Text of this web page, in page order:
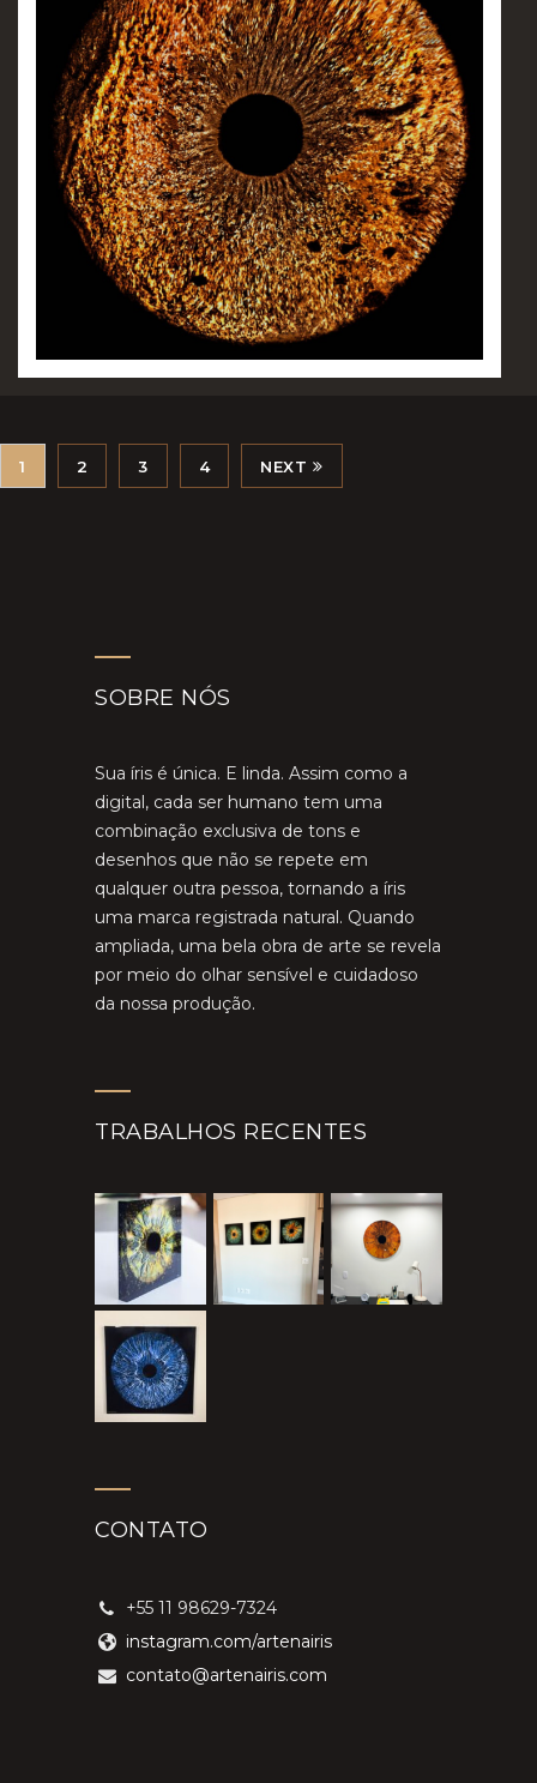
1 2 3 4 NEXT
SOBRE NÓS
Sua íris é única. E linda. Assim como a
digital, cada ser humano tem uma
combinação exclusiva de tons e
desenhos que não se repete em
qualquer outra pessoa, tornando a íris
uma marca registrada natural. Quando
ampliada, uma bela obra de arte se revela
por meio do olhar sensível e cuidadoso
da nossa produção.
TRABALHOS RECENTES
CONTATO
+55 11 98629-7324
instagram.com/artenairis
contato@artenairis.com